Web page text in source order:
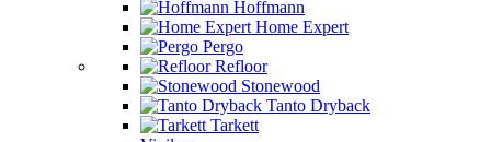
Hoffmann
Home Expert
Pergo
Refloor
Stonewood
Tanto Dryback
Tarkett